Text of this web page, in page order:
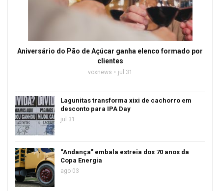
Aniversário do Pão de Açúcar ganha elenco formado por
clientes
voxnews jul 31
Lagunitas transforma xixi de cachorro em
desconto para IPA Day
jul 31
“Andança” embala estreia dos 70 anos da
Copa Energia
ago 03